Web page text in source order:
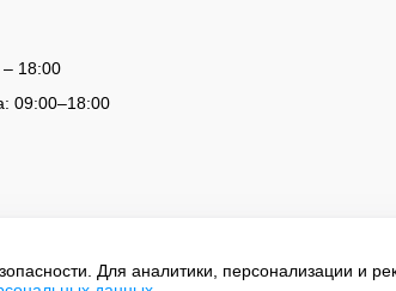
– 18:00
09:00–18:00
Для аналитики, персонализации и